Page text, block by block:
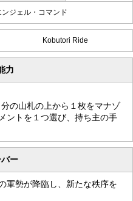
ンジェル・コマンド
Kobutori Ride
力
の山札の上から１枚をマナゾ
ントを１つ選び、持ち主の手
ー
軍勢が降臨し、新たな秩序を